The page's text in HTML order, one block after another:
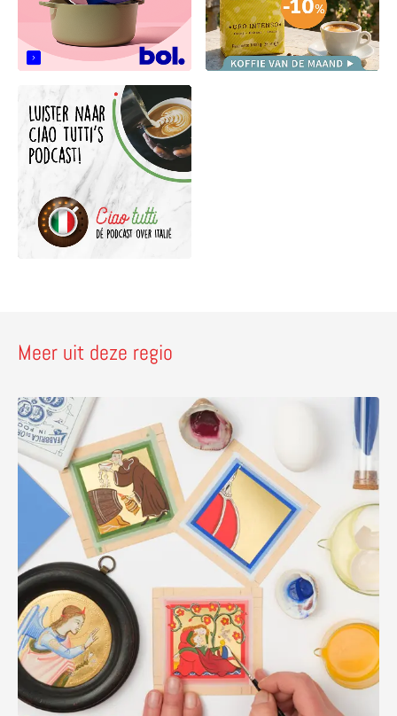
Meer uit deze regio
Lees meer over Maak een miniatuur van bladgoud in